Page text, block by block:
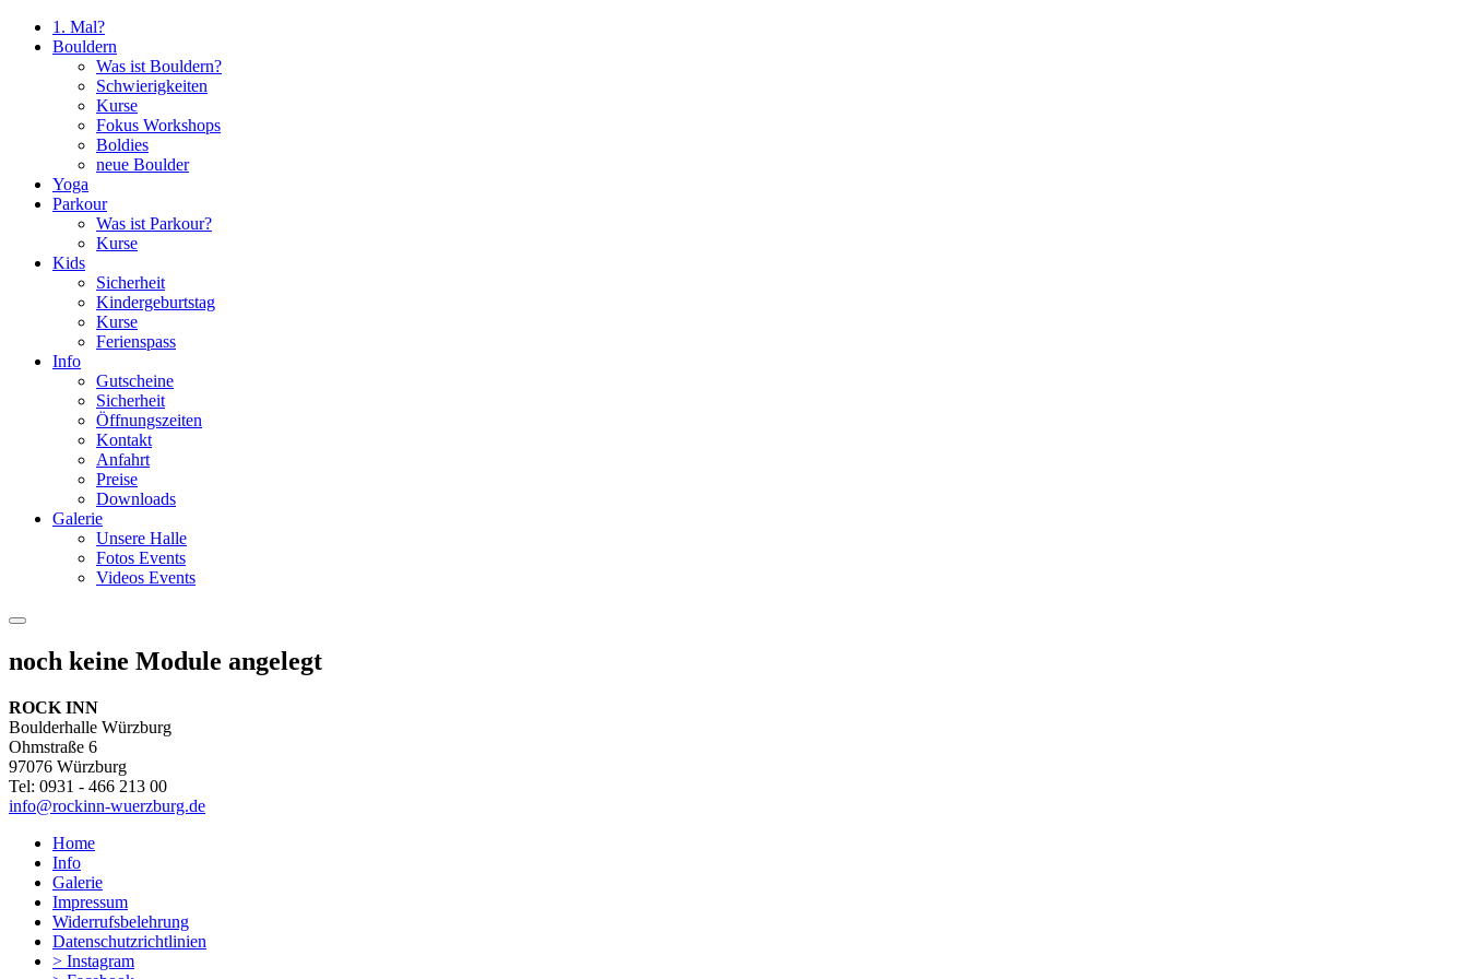
1. Mal?
Bouldern
Was ist Bouldern?
Schwierigkeiten
Kurse
Fokus Workshops
Boldies
neue Boulder
Yoga
Parkour
Was ist Parkour?
Kurse
Kids
Sicherheit
Kindergeburtstag
Kurse
Ferienspass
Info
Gutscheine
Sicherheit
Öffnungszeiten
Kontakt
Anfahrt
Preise
Downloads
Galerie
Unsere Halle
Fotos Events
Videos Events
noch keine Module angelegt
ROCK INN
Boulderhalle Würzburg
Ohmstraße 6
97076 Würzburg
Tel: 0931 - 466 213 00
info@rockinn-wuerzburg.de
Home
Info
Galerie
Impressum
Widerrufsbelehrung
Datenschutzrichtlinien
> Instagram